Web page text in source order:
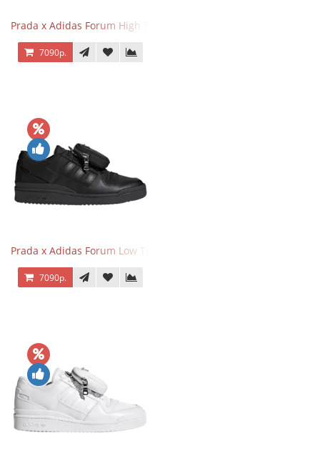
Prada x Adidas Forum High Triple White
7090р.
Prada x Adidas Forum Low Triple Black
7090р.